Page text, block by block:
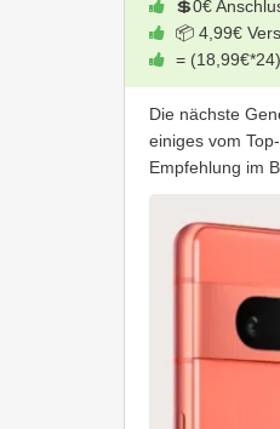
💲0€
📦 4,99€
=
Die nächste
einiges vom
Empfehlung im